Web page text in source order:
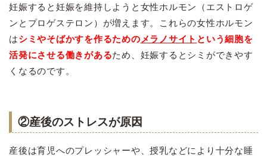
妊娠すると妊娠を維持しようと女性ホルモン（エストロゲ
ンとプロゲステロン）が増えます。これらの女性ホルモン
はシミやそばかすを作るための メラノサイト という細胞を
活発にさせる働きがあるため、妊娠するとシミができやす
くなるのです。
②産後のストレスが原因
産後は育児へのプレッシャーや、授乳などにより十分な睡